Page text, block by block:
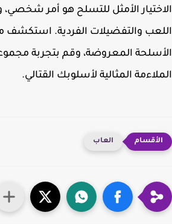
الأمثل للتسلح هو أمر شخصي،
والتفضيلات الفردية. استكشف
المعروضة، وقم بتجربة
المثالية لأسلوبك القتالي.
العاب